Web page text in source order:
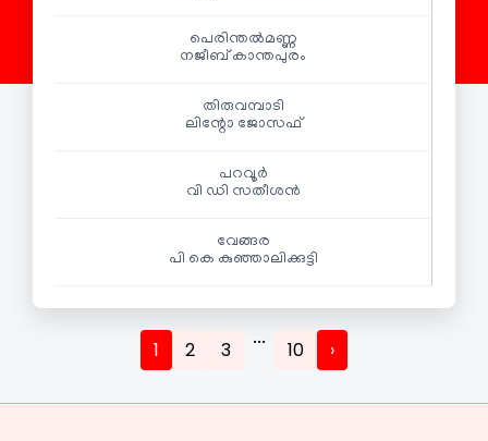
പെരിന്തൽമണ്ണ
നജീബ് കാന്തപുരം
തിരുവമ്പാടി
ലിന്റോ ജോസഫ്
പറവൂർ
വി ഡി സതീശൻ
വേങ്ങര
പി കെ കുഞ്ഞാലിക്കുട്ടി
1 2 3 ... 10 ›